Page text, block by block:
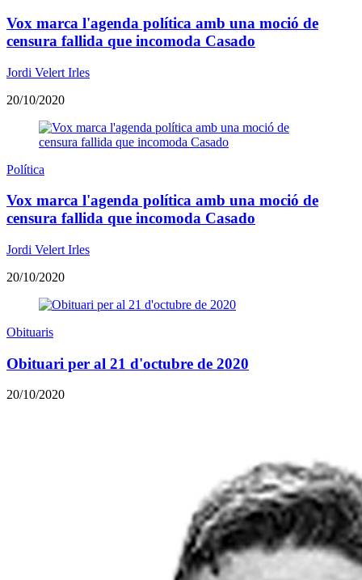
Vox marca l'agenda política amb una moció de
censura fallida que incomoda Casado
Jordi Velert Irles
20/10/2020
Política
Vox marca l'agenda política amb una moció de
censura fallida que incomoda Casado
Jordi Velert Irles
20/10/2020
Obituaris
Obituari per al 21 d'octubre de 2020
20/10/2020